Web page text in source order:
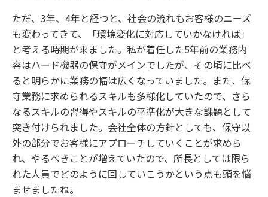
ただ、3年、4年と経つと、社会の流れもお客様のニーズ
も変わってきて、「環境変化に対応していかなければ」
と考える時期が来ました。私が着任した5年前の業務内
容はハード機器の保守がメインでしたが、その頃に比べ
ると明らかに業務の幅は広くなっていました。また、保
守業務に求められるスキルも多様化していたので、さら
なるスキルの習得やスキルの平準化が大きな課題として
突き付けられました。会社全体の方針としても、保守以
外の部分でお客様にアプローチしていくことが求めら
れ、やるべきことが増えていたので、所長としては限ら
れた人員でどのように回していこうかという点も頭を悩
ませましたね。